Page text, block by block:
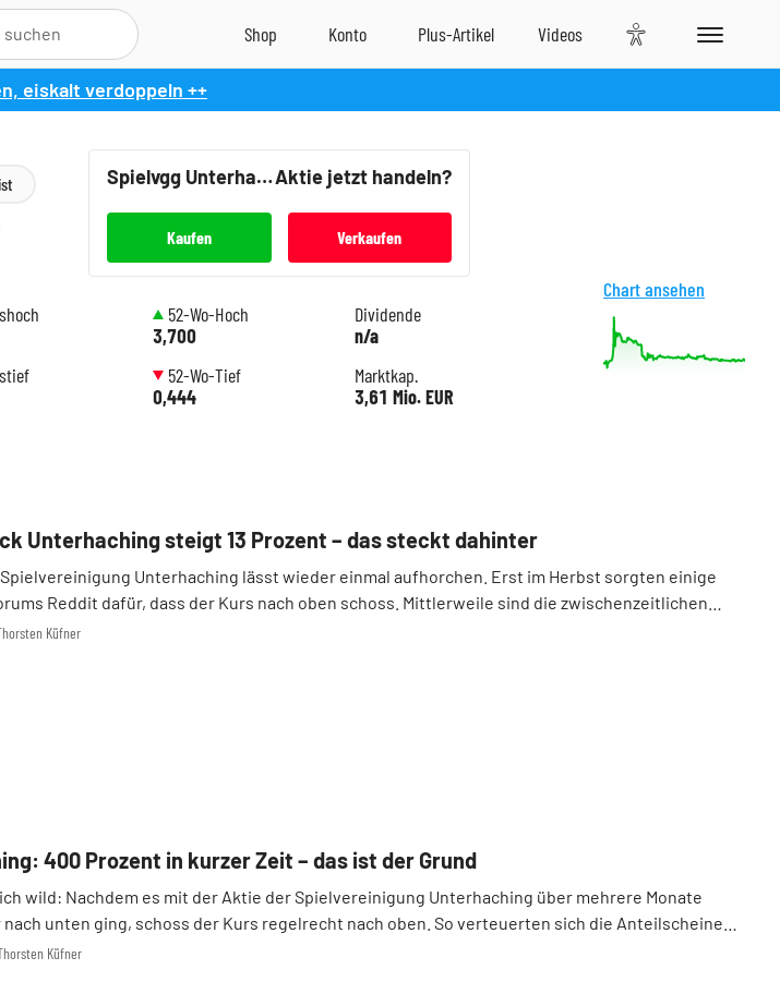
eiskalt verdoppeln ++
Chart ansehen
Spielvgg Unterhaching KGAAAktie jetzt handeln?
Kaufen Verkaufen
52-Wo-Hoch
3,700
52-Wo-Tief
0,444
Dividende
n/a
Marktkap.
3,61 Mio. EUR
Küfner
Unterhaching steigt 13 Prozent – das steckt dahinter
Unterhaching lässt wieder einmal aufhorchen. Erst im Herbst sorgten einige
Reddit dafür, dass der Kurs nach oben schoss. Mittlerweile sind die zwischenzeitlichen
längst wieder abge ...
Küfner
400 Prozent in kurzer Zeit – das ist der Grund
wild: Nachdem es mit der Aktie der Spielvereinigung Unterhaching über mehrere Monate
unten ging, schoss der Kurs regelrecht nach oben. So verteuerten sich die Anteilscheine
zwischenzeitl ...